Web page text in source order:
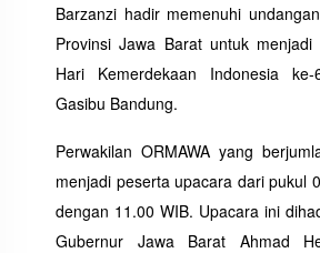
Barzanzi hadir memenuhi
Provinsi Jawa Barat untuk menjadi
Hari Kemerdekaan Indonesia
Gasibu Bandung.
Perwakilan ORMAWA yang
menjadi peserta upacara dari pukul
dengan 11.00 WIB. Upacara ini
Gubernur Jawa Barat Ahmad